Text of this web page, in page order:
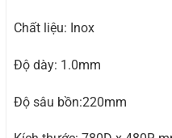
Chất liệu: Inox
Độ dày: 1.0mm
Độ sâu bồn:220mm